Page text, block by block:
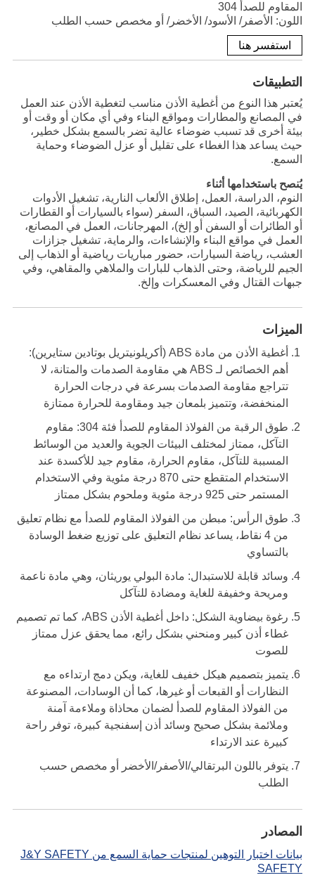
المقاوم للصدأ 304
اللون: الأصفر/ الأسود/ الأخضر/ أو مخصص حسب الطلب
استفسر هنا
التطبيقات
يُعتبر هذا النوع من أغطية الأذن مناسب لتغطية الأذن عند العمل
في المصانع والمطارات ومواقع البناء وفي أي مكان أو وقت أو
بيئة أخرى قد تسبب ضوضاء عالية تضر بالسمع بشكل خطير،
حيث يساعد هذا الغطاء على تقليل أو عزل الضوضاء وحماية
السمع.
يُنصح باستخدامها أثناء
النوم، الدراسة، العمل، إطلاق الألعاب النارية، تشغيل الأدوات
الكهربائية، الصيد، السباق، السفر (سواء بالسيارات أو القطارات
أو الطائرات أو السفن أو إلخ)، المهرجانات، العمل في المصانع،
العمل في مواقع البناء والإنشاءات، والرماية، تشغيل جزازات
العشب، رياضة السيارات، حضور مباريات رياضية أو الذهاب إلى
الجيم للرياضة، وحتى الذهاب للبارات والملاهي والمقاهي، وفي
جبهات القتال وفي المعسكرات وإلخ.
الميزات
أغطية الأذن من مادة ABS (أكريلونيتريل بوتادين ستايرين):
أهم الخصائص لـ ABS هي مقاومة الصدمات والمتانة، لا
تتراجع مقاومة الصدمات بسرعة في درجات الحرارة
المنخفضة، وتتميز بلمعان جيد ومقاومة للحرارة ممتازة
طوق الرقبة من الفولاذ المقاوم للصدأ فئة 304: مقاوم
التآكل، ممتاز لمختلف البيئات الجوية والعديد من الوسائط
المسببة للتآكل، مقاوم الحرارة، مقاوم جيد للأكسدة عند
الاستخدام المتقطع حتى 870 درجة مئوية وفي الاستخدام
المستمر حتى 925 درجة مئوية وملحوم بشكل ممتاز
طوق الرأس: مبطن من الفولاذ المقاوم للصدأ مع نظام تعليق
من 4 نقاط، يساعد نظام التعليق على توزيع ضغط الوسادة
بالتساوي
وسائد قابلة للاستبدال: مادة البولي يوريثان، وهي مادة ناعمة
ومريحة وخفيفة للغاية ومضادة للتآكل
رغوة بيضاوية الشكل: داخل أغطية الأذن ABS، كما تم تصميم
غطاء أذن كبير ومنحني بشكل رائع، مما يحقق عزل ممتاز
للصوت
يتميز بتصميم هيكل خفيف للغاية، ويكن دمج ارتداءه مع
النظارات أو القبعات أو غيرها، كما أن الوسادات، المصنوعة
من الفولاذ المقاوم للصدأ لضمان محاذاة وملاءمة آمنة
وملائمة بشكل صحيح وسائد أذن إسفنجية كبيرة، توفر راحة
كبيرة عند الارتداء
يتوفر باللون البرتقالي/الأصفر/الأخضر أو مخصص حسب
الطلب
المصادر
بيانات اختبار التوهين لمنتجات حماية السمع من J&Y SAFETY
SAFETY